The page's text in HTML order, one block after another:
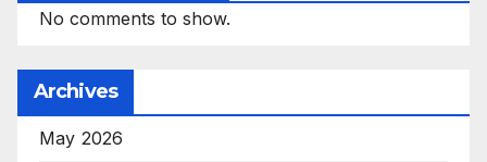
No comments to show.
Archives
May 2026